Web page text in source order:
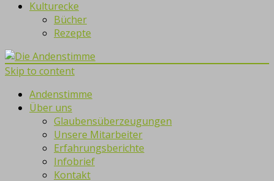
Kulturecke
Bücher
Rezepte
Skip to content
Andenstimme
Über uns
Glaubensüberzeugungen
Unsere Mitarbeiter
Erfahrungsberichte
Infobrief
Kontakt